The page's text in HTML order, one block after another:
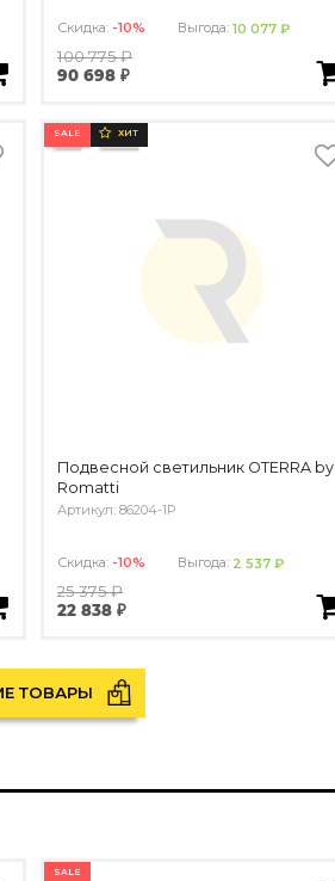
Скидка: -10% Выгода:10 077 ₽
100 775 ₽
90 698 ₽
SALE ХИТ
Подвесной светильник OTERRA by
Romatti
Артикул: 86204-1P
Скидка: -10% Выгода: 2 537 ₽
25 375 ₽
22 838 ₽
ТОВАРЫ
SALE